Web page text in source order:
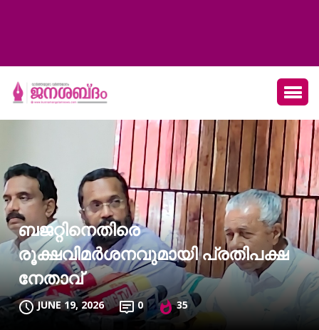
ബജറ്റിനെതിരെ
രൂക്ഷവിമർശനവുമായി പ്രതിപക്ഷ
നേതാവ്
JUNE 19, 2026 0 35